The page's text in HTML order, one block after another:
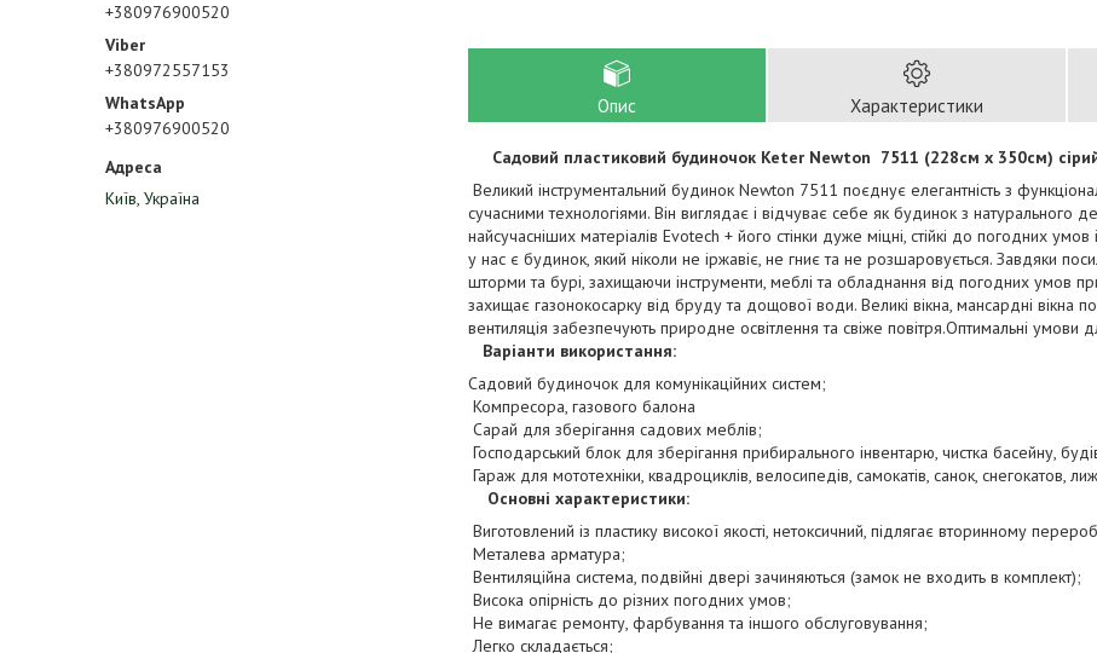
+380976900520
+380972557153
+380976900520
Київ, Україна
Опис Характеристики
Садовий пластиковий будиночок Keter Newton 7511 (228см х 350см)
Великий інструментальний будинок Newton 7511 поєднує елегантність з
сучасними технологіями. Він виглядає і відчуває себе як будинок з натурального
найсучасніших матеріалів Evotech + його стінки дуже міцні, стійкі до погодних
у нас є будинок, який ніколи не іржавіє, не гниє та не розшаровується. Завдяки
шторми та бурі, захищаючи інструменти, меблі та обладнання від погодних умов
захищає газонокосарку від бруду та дощової води. Великі вікна, мансардні вікна
вентиляція забезпечують природне освітлення та свіже повітря.Оптимальні умови
Варіанти використання:
Садовий будиночок для комунікаційних систем;
Компресора, газового балона
Сарай для зберігання садових меблів;
Господарський блок для зберігання прибирального інвентарю, чистка басейну,
Гараж для мототехніки, квадроциклів, велосипедів, самокатів, санок, снегокатов,
Основні характеристики:
Виготовлений із пластику високої якості, нетоксичний, підлягає вторинному
Металева арматура;
Вентиляційна система, подвійні двері зачиняються (замок не входить в комплект);
Висока опірність до різних погодних умов;
Не вимагає ремонту, фарбування та іншого обслуговування;
Легко складається;